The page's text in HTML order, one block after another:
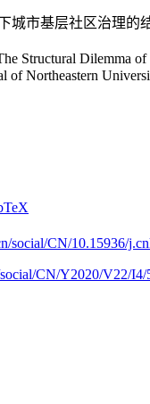
城市基层社区治理
Structural Dilemma
of Northeastern
social/CN/10.15936/
CN/Y2020/V22/I4/